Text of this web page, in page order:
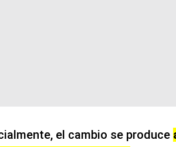
el cambio se produce